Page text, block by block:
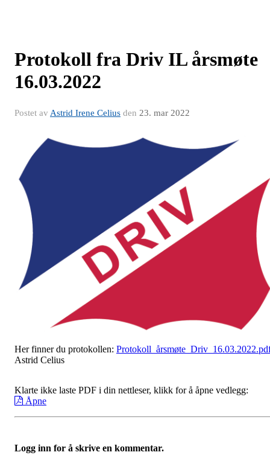
Protokoll fra Driv IL årsmøte
16.03.2022
Postet av Astrid Irene Celius den 23. mar 2022
Her finner du protokollen:
Astrid Celius
Klarte ikke laste PDF i din nettleser, klikk for å åpne vedlegg:
Åpne
Logg inn for å skrive en kommentar.